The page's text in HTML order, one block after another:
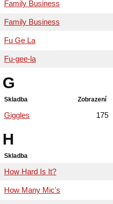
Family Business
Family Business
Fu Ge La
Fu-gee-la
G
Skladba Zobrazení
Giggles 175
H
Skladba
How Hard Is It?
How Many Mic's